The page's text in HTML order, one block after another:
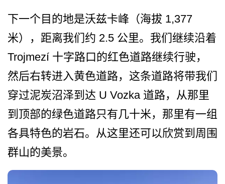
下一个目的地是沃兹卡峰（海拔 1,377
米），距离我们约 2.5 公里。我们继续沿着
Trojmezí 十字路口的红色道路继续行驶­，
然后右转进入黄色道路，这条道路将带我们
穿过泥炭­沼泽到达 U Vozka 道路，从那里
到顶部的绿色道­路只有几十米，那里有一组
各具特色的岩石。从这里还­可以欣赏到周围
群山的美景。